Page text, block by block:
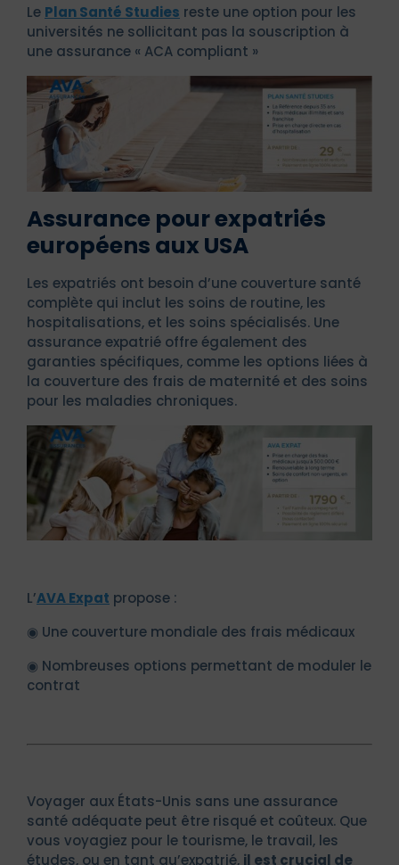
Le Plan Santé Studies reste une option pour les
universités ne sollicitant pas la souscription à
une assurance « ACA compliant »
Assurance pour expatriés
européens aux USA
Les expatriés ont besoin d’une couverture santé
complète qui inclut les soins de routine, les
hospitalisations, et les soins spécialisés. Une
assurance expatrié offre également des
garanties spécifiques, comme les options liées à
la couverture des frais de maternité et des soins
pour les maladies chroniques.
L’AVA Expat propose :
◉ Une couverture mondiale des frais médicaux
◉ Nombreuses options permettant de moduler le
contrat
Voyager aux États-Unis sans une assurance
santé adéquate peut être risqué et coûteux. Que
vous voyagiez pour le tourisme, le travail, les
études, ou en tant qu’expatrié, il est crucial de